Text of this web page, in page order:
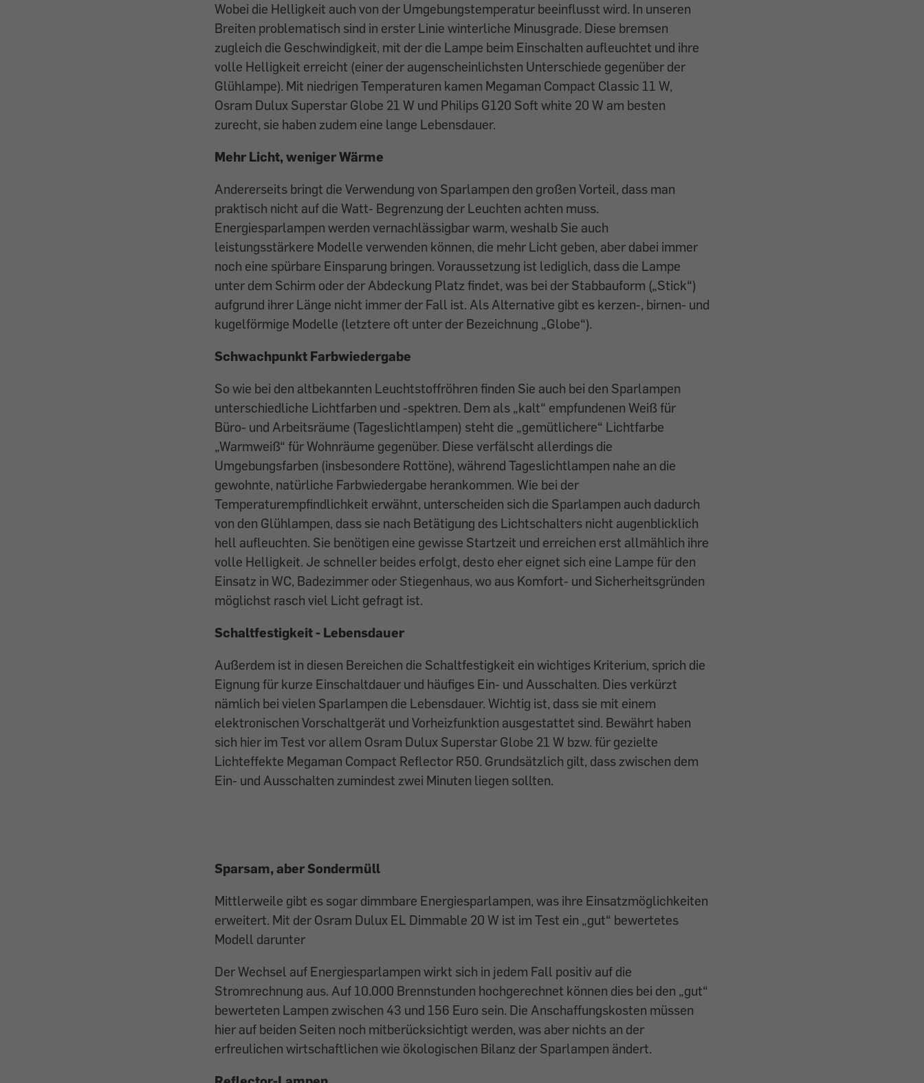
Wobei die Helligkeit auch von der Umgebungstemperatur beeinflusst wird. In unseren
Breiten problematisch sind in erster Linie winterliche Minusgrade. Diese bremsen
zugleich die Geschwindigkeit, mit der die Lampe beim Einschalten aufleuchtet und ihre
volle Helligkeit erreicht (einer der augenscheinlichsten Unterschiede gegenüber der
Glühlampe). Mit niedrigen Temperaturen kamen Megaman Compact Classic 11 W,
Osram Dulux Superstar Globe 21 W und Philips G120 Soft white 20 W am besten
zurecht, sie haben zudem eine lange Lebensdauer.
Mehr Licht, weniger Wärme
Andererseits bringt die Verwendung von Sparlampen den großen Vorteil, dass man
praktisch nicht auf die Watt- Begrenzung der Leuchten achten muss.
Energiesparlampen werden vernachlässigbar warm, weshalb Sie auch
leistungsstärkere Modelle verwenden können, die mehr Licht geben, aber dabei immer
noch eine spürbare Einsparung bringen. Voraussetzung ist lediglich, dass die Lampe
unter dem Schirm oder der Abdeckung Platz findet, was bei der Stabbauform („Stick“)
aufgrund ihrer Länge nicht immer der Fall ist. Als Alternative gibt es kerzen-, birnen- und
kugelförmige Modelle (letztere oft unter der Bezeichnung „Globe“).
Schwachpunkt Farbwiedergabe
So wie bei den altbekannten Leuchtstoffröhren finden Sie auch bei den Sparlampen
unterschiedliche Lichtfarben und -spektren. Dem als „kalt“ empfundenen Weiß für
Büro- und Arbeitsräume (Tageslichtlampen) steht die „gemütlichere“ Lichtfarbe
„Warmweiß“ für Wohnräume gegenüber. Diese verfälscht allerdings die
Umgebungsfarben (insbesondere Rottöne), während Tageslichtlampen nahe an die
gewohnte, natürliche Farbwiedergabe herankommen. Wie bei der
Temperaturempfindlichkeit erwähnt, unterscheiden sich die Sparlampen auch dadurch
von den Glühlampen, dass sie nach Betätigung des Lichtschalters nicht augenblicklich
hell aufleuchten. Sie benötigen eine gewisse Startzeit und erreichen erst allmählich ihre
volle Helligkeit. Je schneller beides erfolgt, desto eher eignet sich eine Lampe für den
Einsatz in WC, Badezimmer oder Stiegenhaus, wo aus Komfort- und Sicherheitsgründen
möglichst rasch viel Licht gefragt ist.
Schaltfestigkeit - Lebensdauer
Außerdem ist in diesen Bereichen die Schaltfestigkeit ein wichtiges Kriterium, sprich die
Eignung für kurze Einschaltdauer und häufiges Ein- und Ausschalten. Dies verkürzt
nämlich bei vielen Sparlampen die Lebensdauer. Wichtig ist, dass sie mit einem
elektronischen Vorschaltgerät und Vorheizfunktion ausgestattet sind. Bewährt haben
sich hier im Test vor allem Osram Dulux Superstar Globe 21 W bzw. für gezielte
Lichteffekte Megaman Compact Reflector R50. Grundsätzlich gilt, dass zwischen dem
Ein- und Ausschalten zumindest zwei Minuten liegen sollten.
Sparsam, aber Sondermüll
Mittlerweile gibt es sogar dimmbare Energiesparlampen, was ihre Einsatzmöglichkeiten
erweitert. Mit der Osram Dulux EL Dimmable 20 W ist im Test ein „gut“ bewertetes
Modell darunter
Der Wechsel auf Energiesparlampen wirkt sich in jedem Fall positiv auf die
Stromrechnung aus. Auf 10.000 Brennstunden hochgerechnet können dies bei den „gut“
bewerteten Lampen zwischen 43 und 156 Euro sein. Die Anschaffungskosten müssen
hier auf beiden Seiten noch mitberücksichtigt werden, was aber nichts an der
erfreulichen wirtschaftlichen wie ökologischen Bilanz der Sparlampen ändert.